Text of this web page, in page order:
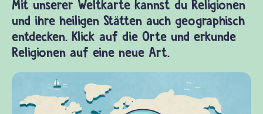
Mit unserer Weltkarte kannst du Religionen
und ihre heiligen Stätten auch geographisch
entdecken. Klick auf die Orte und erkunde
Religionen auf eine neue Art.